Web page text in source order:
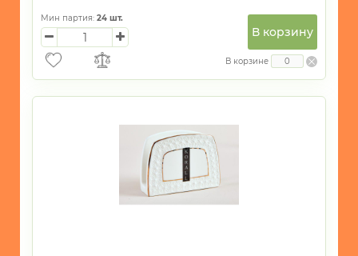
Мин партия: 24 шт.
В корзину
В корзине